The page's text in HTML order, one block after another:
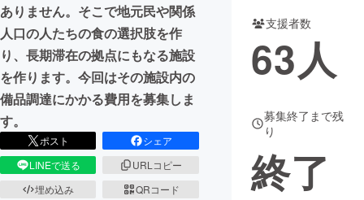
ありません。そこで地元民や関係
人口の人たちの食の選択肢を作
り、長期滞在の拠点にもなる施設
を作ります。今回はその施設内の
備品調達にかかる費用を募集しま
す。
ポスト
シェア
LINEで送る
URLコピー
埋め込み
QRコード
支援者数
63人
募集終了まで残
り
終了